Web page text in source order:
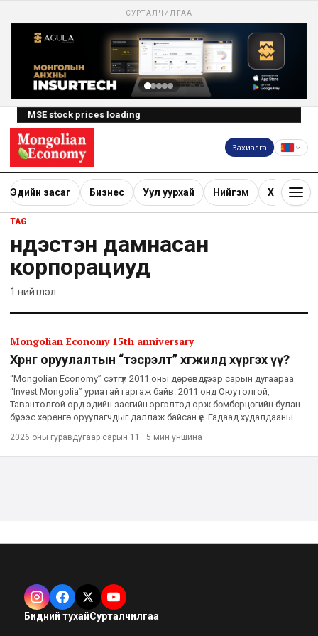
СУРТАЛЧИЛГАА
MSE stock prices loading
Захиалга
Эдийн засаг Бизнес Уул уурхай Нийгэм Хөрөнгө
TAG
үндэстэн дамнасан
корпорациуд
1 нийтлэл
Mongolian Economy 15th anniversary
Хөрөнгө оруулалтын “тэсрэлт” хөгжилд хүргэх үү?
“Mongolian Economy” сэтгүүл 2011 оны дөрөвдүгээр сарын дугаараа
“Invest Mongolia” уриатай гаргаж байв. 2011 онд Оюутолгой,
Тавантолгой орд эдийн засгийн эргэлтэд орж бөмбөрцөгийн булан
бүрээс хөрөнгө оруулагчдыг даллаж байсан үе. Гадаад худалдааны
2026 оны гуравдугаар сарын 11 · 5 мин уншина
Бидний тухайСурталчилгаа